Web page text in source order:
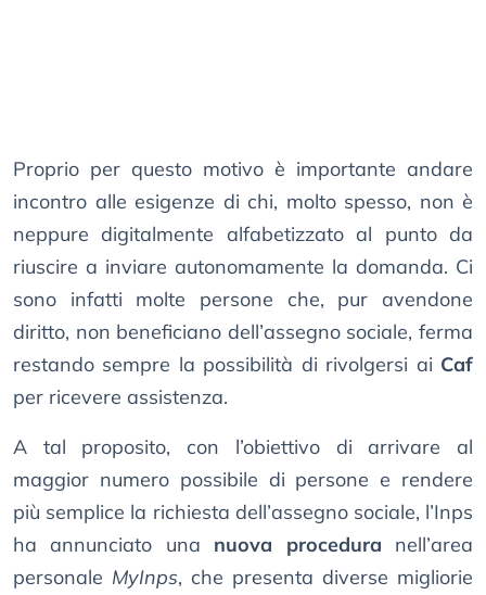
Proprio per questo motivo è importante andare
incontro alle esigenze di chi, molto spesso, non è
neppure digitalmente alfabetizzato al punto da
riuscire a inviare autonomamente la domanda. Ci
sono infatti molte persone che, pur avendone
diritto, non beneficiano dell’assegno sociale, ferma
restando sempre la possibilità di rivolgersi ai Caf
per ricevere assistenza.
A tal proposito, con l’obiettivo di arrivare al
maggior numero possibile di persone e rendere
più semplice la richiesta dell’assegno sociale, l’Inps
ha annunciato una nuova procedura nell’area
personale MyInps, che presenta diverse migliorie